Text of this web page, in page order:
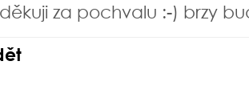
za pochvalu :-) brzy